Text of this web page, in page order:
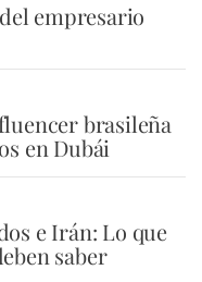
empresario
brasileña
en Dubái
e Irán: Lo que
saber